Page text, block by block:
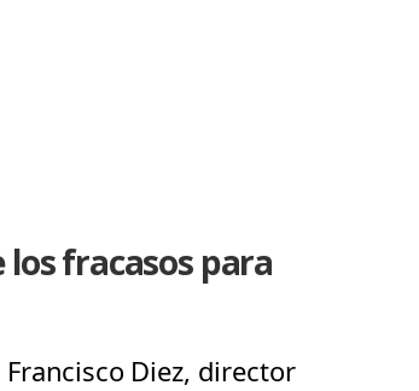
los fracasos para
Diez, director